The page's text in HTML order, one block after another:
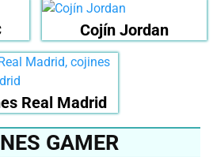
Cojín Jordan
Real Madrid
GAMER